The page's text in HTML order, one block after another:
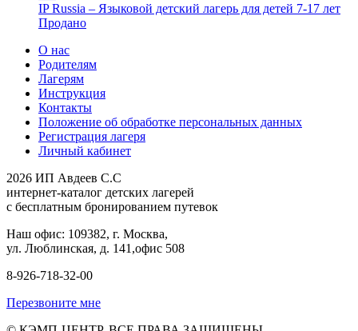
IP Russia – Языковой детский лагерь для детей 7-17 лет
Продано
О нас
Родителям
Лагерям
Инструкция
Контакты
Положение об обработке персональных данных
Регистрация лагеря
Личный кабинет
2026 ИП Авдеев С.С
интернет-каталог детских лагерей
с бесплатным бронированием путевок
Наш офис: 109382, г. Москва,
ул. Люблинская, д. 141,офис 508
8-926-718-32-00
Перезвоните мне